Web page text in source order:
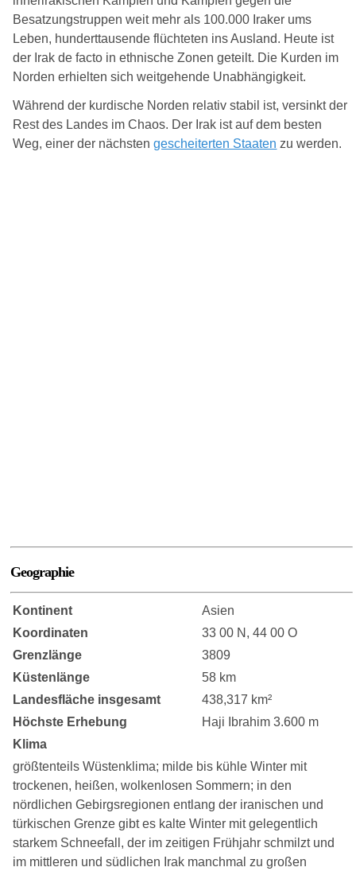
Besatzungstruppen weit mehr als 100.000 Iraker ums
Leben, hunderttausende flüchteten ins Ausland. Heute ist
der Irak de facto in ethnische Zonen geteilt. Die Kurden im
Norden erhielten sich weitgehende Unabhängigkeit.
Während der kurdische Norden relativ stabil ist, versinkt der
Rest des Landes im Chaos. Der Irak ist auf dem besten
Weg, einer der nächstengescheiterten Staaten zu werden.
Geographie
Kontinent
Asien
Koordinaten
33 00 N, 44 00 O
Grenzlänge
3809
Küstenlänge
58 km
Landesfläche insgesamt
438,317 km²
Höchste Erhebung
Haji Ibrahim 3.600 m
Klima
größtenteils Wüstenklima; milde bis kühle Winter mit
trockenen, heißen, wolkenlosen Sommern; in den
nördlichen Gebirgsregionen entlang der iranischen und
türkischen Grenze gibt es kalte Winter mit gelegentlich
starkem Schneefall, der im zeitigen Frühjahr schmilzt und
im mittleren und südlichen Irak manchmal zu großen